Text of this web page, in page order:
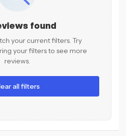
found
your current filters. Try
your filters to see more
reviews.
all filters